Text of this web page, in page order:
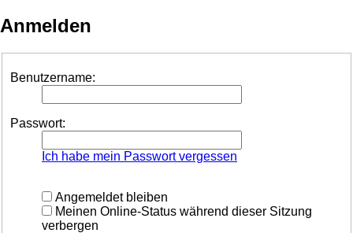
Anmelden
Benutzername:
Passwort:
Ich habe mein Passwort vergessen
Angemeldet bleiben
Meinen Online-Status während dieser Sitzung
verbergen